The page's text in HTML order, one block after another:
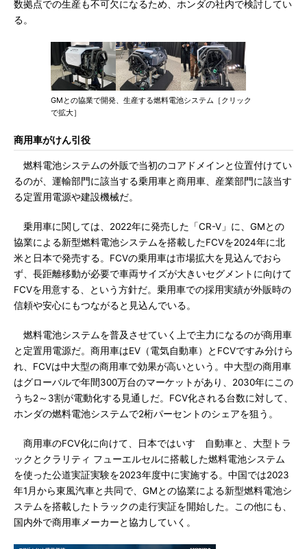
数拠点での生産も不可欠になるため、ホンダの社内で検討してい
る。
GMとの協業で開発、生産する燃料電池システム［クリック
で拡大］
商用車がけん引役
燃料電池システムの外販で当初のコアドメインと位置付けてい
るのが、運輸部門に該当する乗用車と商用車、産業部門に該当す
る定置用電源や建設機械だ。
乗用車に関しては、2022年に発売した「CR-V」に、GMとの
協業による新型燃料電池システムを搭載したFCVを2024年に北
米と日本で発売する。FCVの乗用車は市場拡大を見込んでおら
ず、長距離移動が必要で車両サイズが大きいセグメントに向けて
FCVを用意する、という方針だ。乗用車での採用実績が外販時の
信頼や安心にもつながると見込んでいる。
燃料電池システムを普及させていく上で主力になるのが商用車
と定置用電源だ。商用車はEV（電気自動車）とFCVですみ分けら
れ、FCVは中大型の商用車で効果が高いという。中大型の商用車
はグローバルで年間300万台のマーケットがあり、2030年にこの
うち2～3割が電動化する見通しだ。FCV化される台数に対して、
ホンダの燃料電池システムで2桁パーセントのシェアを狙う。
商用車のFCV化に向けて、日本ではいすゞ自動車と、大型トラ
ックとクラリティ フューエルセルに搭載した燃料電池システム
を使った公道実証実験を2023年度中に実施する。中国では2023
年1月から東風汽車と共同で、GMとの協業による新型燃料電池シ
ステムを搭載したトラックの走行実証を開始した。この他にも、
国内外で商用車メーカーと協力していく。